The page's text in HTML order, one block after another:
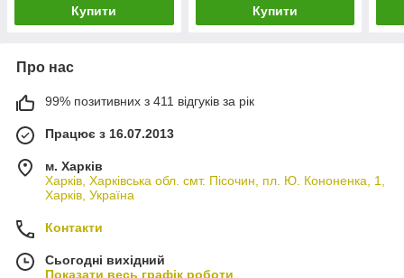
Купити Купити
Про нас
99% позитивних з 411 відгуків за рік
Працює з 16.07.2013
м. Харків
Харків, Харківська обл. смт. Пісочин, пл. Ю. Кононенка, 1,
Харків, Україна
Контакти
Сьогодні вихідний
Показати весь графік роботи